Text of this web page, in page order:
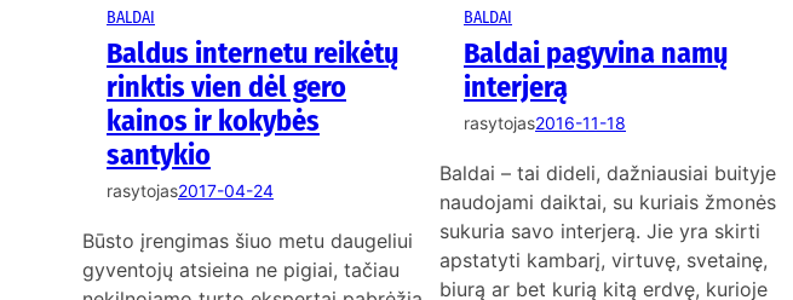
BALDAI
Baldus internetu reikėtų
rinktis vien dėl gero
kainos ir kokybės
santykio
rasytojas2017-04-24
Būsto įrengimas šiuo metu daugeliui
gyventojų atsieina ne pigiai, tačiau
BALDAI
Baldai pagyvina namų
interjerą
rasytojas2016-11-18
Baldai – tai dideli, dažniausiai buityje
naudojami daiktai, su kuriais žmonės
sukuria savo interjerą. Jie yra skirti
apstatyti kambarį, virtuvę, svetainę,
biurą ar bet kurią kitą erdvę, kurioje